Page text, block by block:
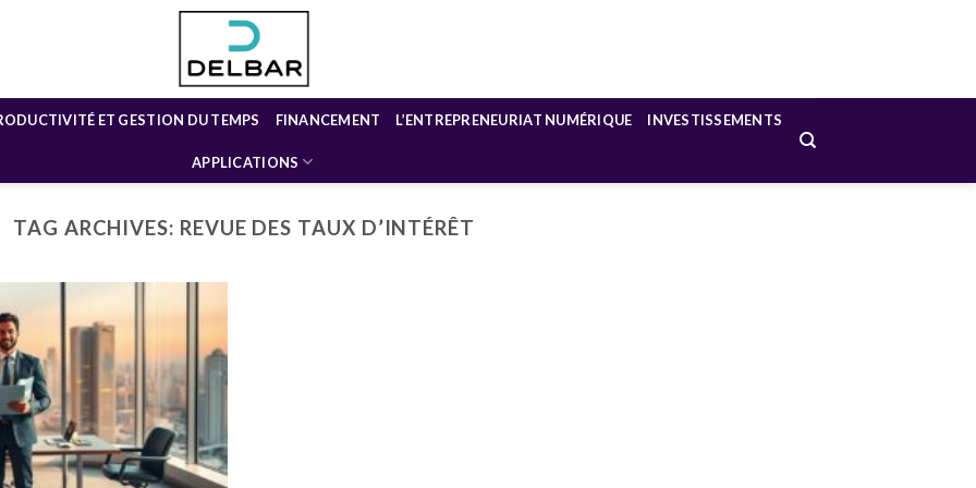
ET GESTION DU TEMPS FINANCEMENT L’ENTREPRENEURIAT NUMÉRIQUE INVESTISSEMENTS
APPLICATIONS
TAG ARCHIVES: REVUE DES TAUX D’INTÉRÊT